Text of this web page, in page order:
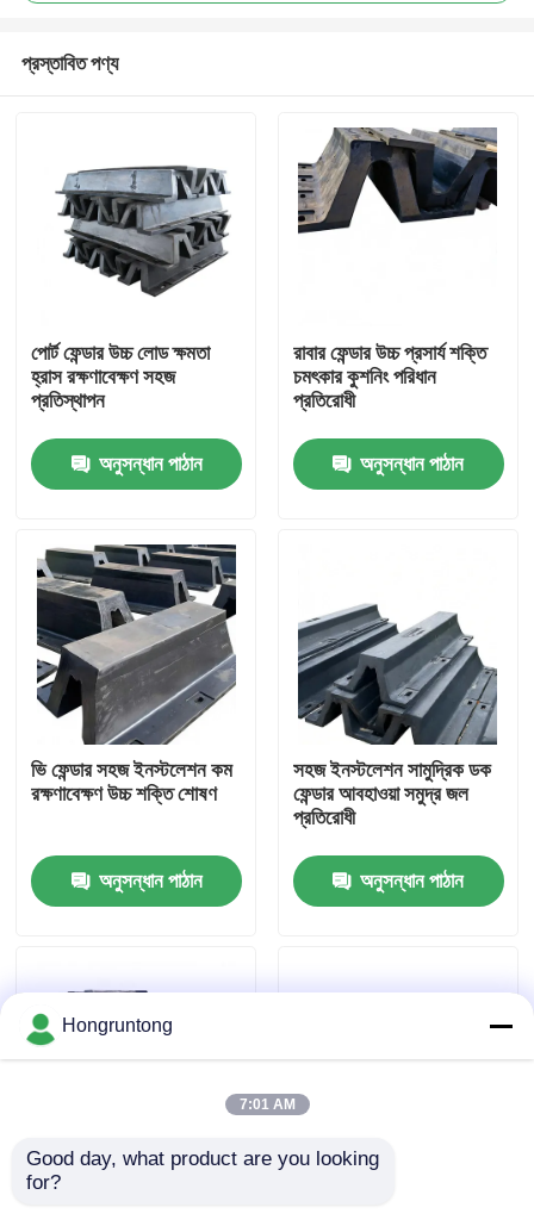
ভিডিও
আমাদের সম্পর্কে
গুণমান নিয়ন্ত্রণ
উদ্ধৃতির জন্য আবেদন
ডক রাবার ফেন্ডার
প্রস্তাবিত পণ্য
পোর্ট ফেন্ডার উচ্চ লোড ক্ষমতা
হ্রাস রক্ষণাবেক্ষণ সহজ
প্রতিস্থাপন
অনুসন্ধান পাঠান
রাবার ফেন্ডার উচ্চ প্রসার্য শক্তি
চমৎকার কুশনিং পরিধান
প্রতিরোধী
অনুসন্ধান পাঠান
ভি ফেন্ডার সহজ ইনস্টলেশন কম
রক্ষণাবেক্ষণ উচ্চ শক্তি শোষণ
অনুসন্ধান পাঠান
সহজ ইনস্টলেশন সামুদ্রিক ডক
ফেন্ডার আবহাওয়া সমুদ্র জল
প্রতিরোধী
অনুসন্ধান পাঠান
V ডক ফেনডার উচ্চ প্রভাব
Hongruntong
7:01 AM
Good day, what product are you looking
for?